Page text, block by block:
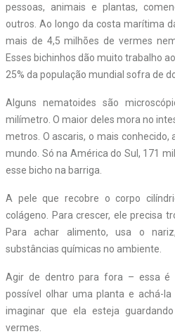
pessoas, animais e plantas,
outros. Ao longo da costa marítima
mais de 4,5 milhões de vermes
Esses bichinhos dão muito trabalho
25% da população mundial sofra de
Alguns nematoides são
milímetro. O maior deles mora no
metros. O ascaris, o mais conhecido,
mundo. Só na América do Sul, 171
esse bicho na barriga.
A pele que recobre o corpo
colágeno. Para crescer, ele precisa
Para achar alimento, usa o
substâncias químicas no ambiente.
Agir de dentro para fora – essa é
possível olhar uma planta e achá-
imaginar que ela esteja
vermes.